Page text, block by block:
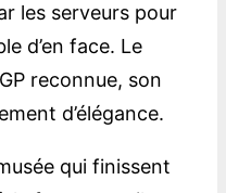
les serveurs pour
d’en face. Le
reconnue, son
d’élégance.
qui finissent